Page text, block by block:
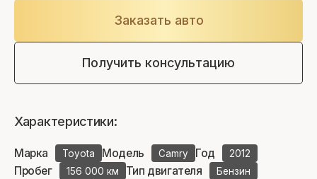
Заказать авто
Получить консультацию
Характеристики:
Марка Toyota Модель Camry Год 2012
Пробег 156 000 км Тип двигателя Бензин